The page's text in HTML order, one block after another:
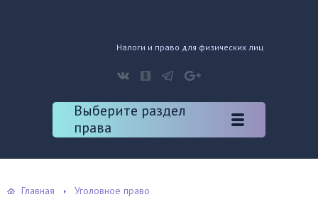
Налоги и право для физических лиц
Выберите раздел
права
Главная Уголовное право